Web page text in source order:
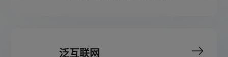
泛互联网